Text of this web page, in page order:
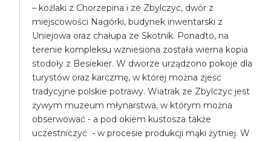
– koźlaki z Chorzepina i ze Zbylczyc, dwór z
miejscowości Nagórki, budynek inwentarski z
Uniejowa oraz chałupa ze Skotnik. Ponadto, na
terenie kompleksu wzniesiona została wierna kopia
stodoły z Besiekier. W dworze urządzono pokoje dla
turystów oraz karczmę, w której można zjeść
tradycyjne polskie potrawy. Wiatrak ze Zbylczyc jest
żywym muzeum młynarstwa, w którym można
obserwować - a pod okiem kustosza także
uczestniczyć - w procesie produkcji mąki żytniej. W